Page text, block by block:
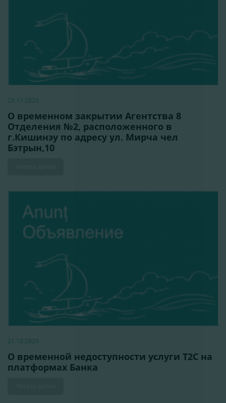
23.11.2020
О временном закрытии Агентства 8
Отделения №2, расположенного в
г.Кишинэу по адресу ул. Мирча чел
Бэтрын,10
21.10.2020
О временной недоступности услуги Т2С на
платформах Банка